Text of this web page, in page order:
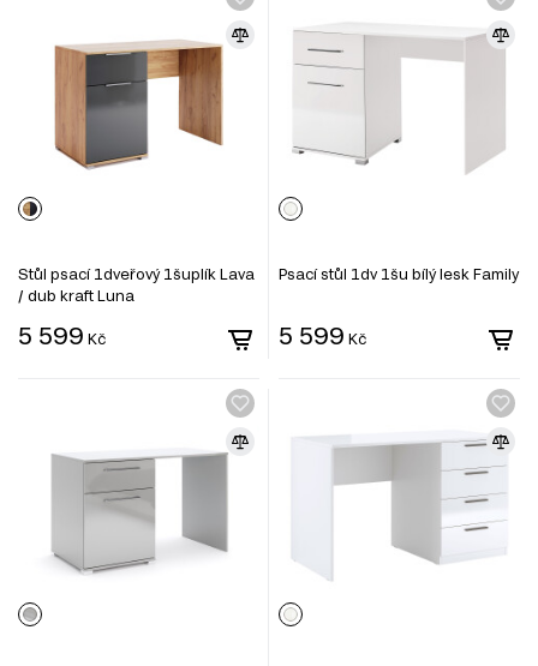
Stůl psací 1dveřový 1šuplík Lava
/ dub kraft Luna
5 599 Kč
Psací stůl 1dv 1šu bílý lesk Family
5 599 Kč